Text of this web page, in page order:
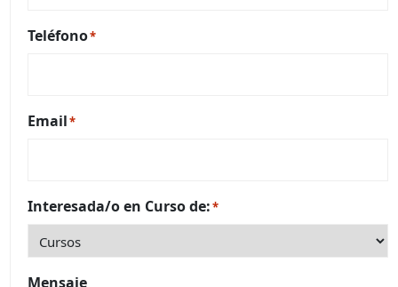
Teléfono*
Email*
Interesada/o en Curso de:*
Mensaje